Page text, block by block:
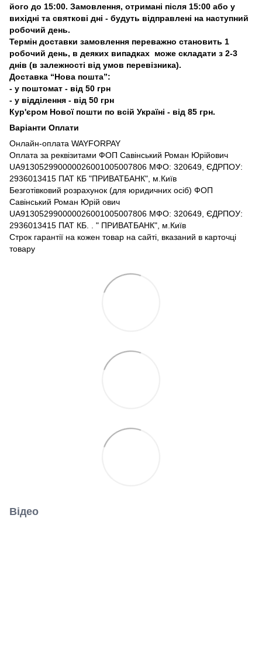
його до 15:00. Замовлення, отримані після 15:00 або у
вихідні та святкові дні - будуть відправлені на наступний
робочий день.
Термін доставки замовлення переважно становить 1
робочий день, в деяких випадках може складати з 2-3
днів (в залежності від умов перевізника).
Доставка “Нова пошта”:
- у поштомат - від 50 грн
- у відділення - від 50 грн
Кур'єром Нової пошти по всій Україні - від 85 грн.
Варіанти Оплати
Онлайн-оплата WAYFORPAY
Оплата за реквізитами ФОП Савінський Роман Юрійович
UA913052990000026001005007806 МФО: 320649, ЄДРПОУ:
2936013415 ПАТ КБ "ПРИВАТБАНК", м.Київ
Безготівковий розрахунок (для юридичних осіб) ФОП
Савінський Роман Юрій ович
UA913052990000026001005007806 МФО: 320649, ЄДРПОУ:
2936013415 ПАТ КБ. . " ПРИВАТБАНК", м.Київ
Строк гарантії на кожен товар на сайті, вказаний в карточці
товару
Відео